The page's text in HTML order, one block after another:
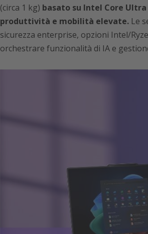
(circa 1 kg) basato su Intel Core Ultra
produttività e mobilità elevate. Le
sicurezza enterprise, opzioni Intel/
orchestrare funzionalità di IA e